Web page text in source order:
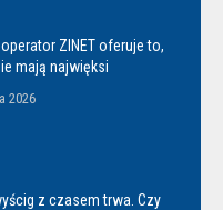
ZINET oferuje to,
mają najwięksi
2026
z czasem trwa. Czy